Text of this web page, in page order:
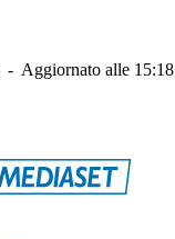
- Aggiornato alle 15:18